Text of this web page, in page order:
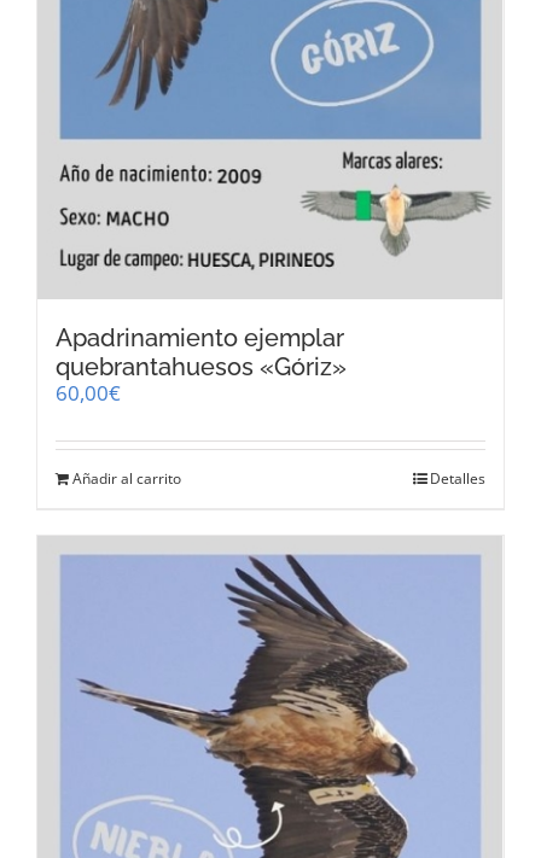
Apadrinamiento ejemplar
quebrantahuesos «Góriz»
60,00€
Añadir al carrito Detalles